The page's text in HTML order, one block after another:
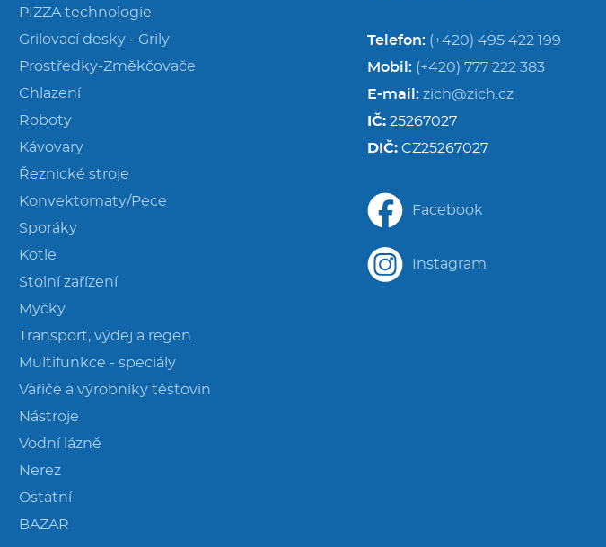
PIZZA technologie
Grilovací desky - Grily
Prostředky-Změkčovače
Chlazení
Roboty
Kávovary
Řeznické stroje
Konvektomaty/Pece
Sporáky
Kotle
Stolní zařízení
Myčky
Transport, výdej a regen.
Multifunkce - speciály
Vařiče a výrobníky těstovin
Nástroje
Vodní lázně
Nerez
Ostatní
BAZAR
Telefon: (+420) 495 422 199
Mobil: (+420) 777 222 383
E-mail: zich@zich.cz
IČ: 25267027
DIČ: CZ25267027
Facebook
Instagram